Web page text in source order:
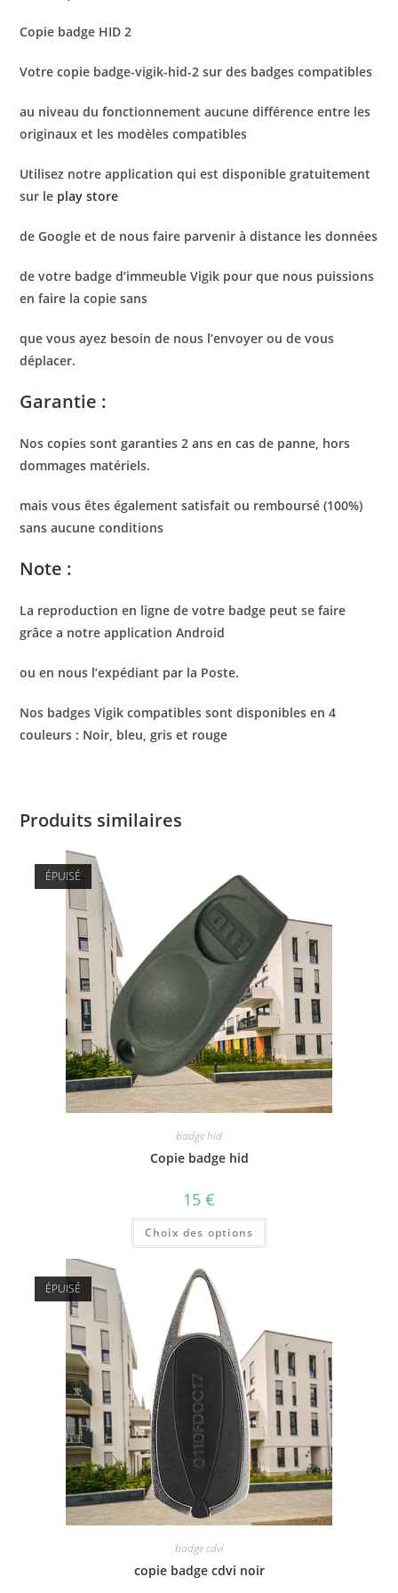
Copie badge HID 2
Votre copie badge-vigik-hid-2 sur des badges compatibles
au niveau du fonctionnement aucune différence entre les
originaux et les modèles compatibles
Utilisez notre application qui est disponible gratuitement
sur le play store
de Google et de nous faire parvenir à distance les données
de votre badge d’immeuble Vigik pour que nous puissions
en faire la copie sans
que vous ayez besoin de nous l’envoyer ou de vous
déplacer.
Garantie :
Nos copies sont garanties 2 ans en cas de panne, hors
dommages matériels.
mais vous êtes également satisfait ou remboursé (100%)
sans aucune conditions
Note :
La reproduction en ligne de votre badge peut se faire
grâce a notre application Android
ou en nous l’expédiant par la Poste.
Nos badges Vigik compatibles sont disponibles en 4
couleurs : Noir, bleu, gris et rouge
Produits similaires
ÉPUISÉ
badge hid
Copie badge hid
15 €
Choix des options
ÉPUISÉ
badge cdvi
copie badge cdvi noir